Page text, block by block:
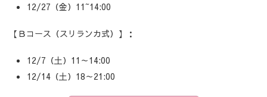
12/27（金）11~14:00
【Ｂコース（スリランカ式）】：
12/7（土）11～14:00
12/14（土）18～21:00